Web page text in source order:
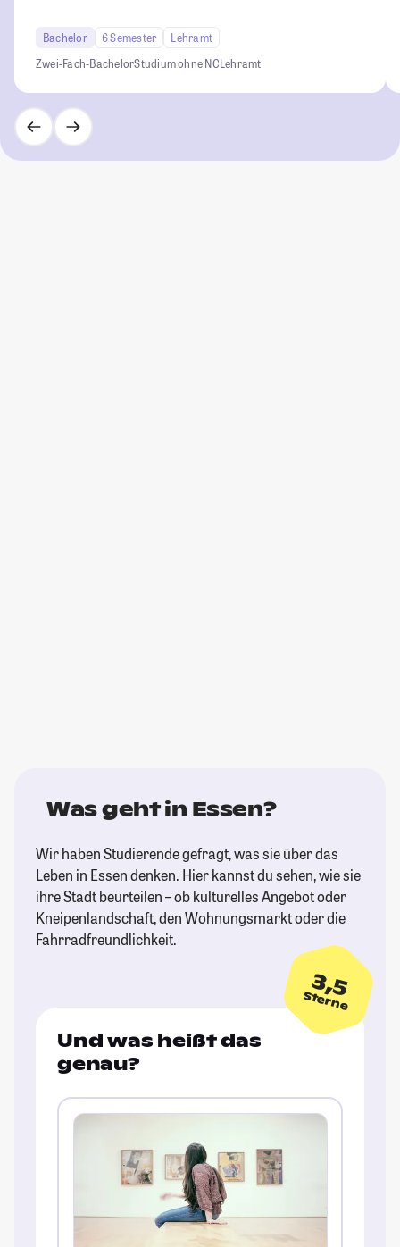
Bachelor 6 Semester
Lehramt
Zwei-Fach-BachelorStudium ohne NCLehramt
Was geht in Essen?
Wir haben Studierende gefragt, was sie über das
Leben in Essen denken. Hier kannst du sehen, wie sie
ihre Stadt beurteilen – ob kulturelles Angebot oder
Kneipenlandschaft, den Wohnungsmarkt oder die
Fahrradfreundlichkeit.
3,5
Sterne
Und was heißt das
genau?